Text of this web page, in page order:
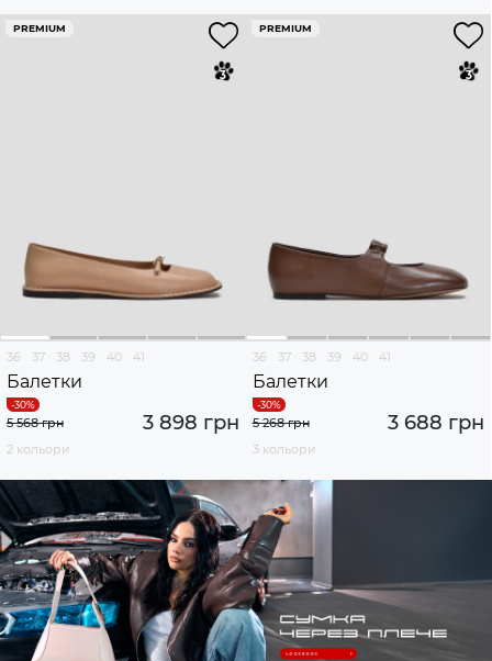
PREMIUM
36 37 38 39 40 41
Балетки
3 898 грн
5 568 грн
2 кольори
PREMIUM
36 37 38 39 40 41
Балетки
3 688 грн
5 268 грн
3 кольори